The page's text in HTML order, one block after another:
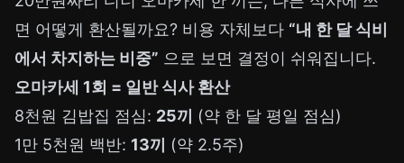
면 어떻게 환산될까요? 비용 자체보다 “내 한 달 식비
에서 차지하는 비중” 으로 보면 결정이 쉬워집니다.
오마카세 1회 = 일반 식사 환산
8천원 김밥집 점심: 25끼
(약 한 달 평일 점심)
1만 5천원 백반: 13끼
(약 2.5주)